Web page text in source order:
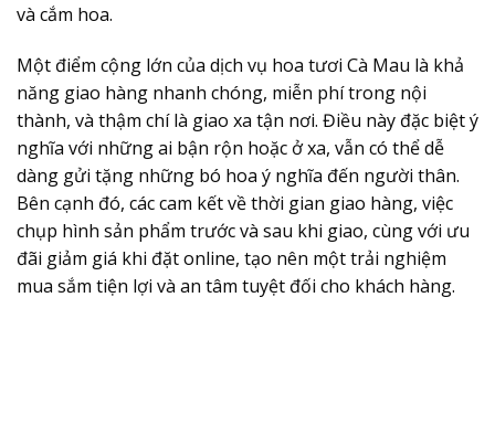
và cắm hoa.
Một điểm cộng lớn của dịch vụ hoa tươi Cà Mau là khả
năng giao hàng nhanh chóng, miễn phí trong nội
thành, và thậm chí là giao xa tận nơi. Điều này đặc biệt ý
nghĩa với những ai bận rộn hoặc ở xa, vẫn có thể dễ
dàng gửi tặng những bó hoa ý nghĩa đến người thân.
Bên cạnh đó, các cam kết về thời gian giao hàng, việc
chụp hình sản phẩm trước và sau khi giao, cùng với ưu
đãi giảm giá khi đặt online, tạo nên một trải nghiệm
mua sắm tiện lợi và an tâm tuyệt đối cho khách hàng.